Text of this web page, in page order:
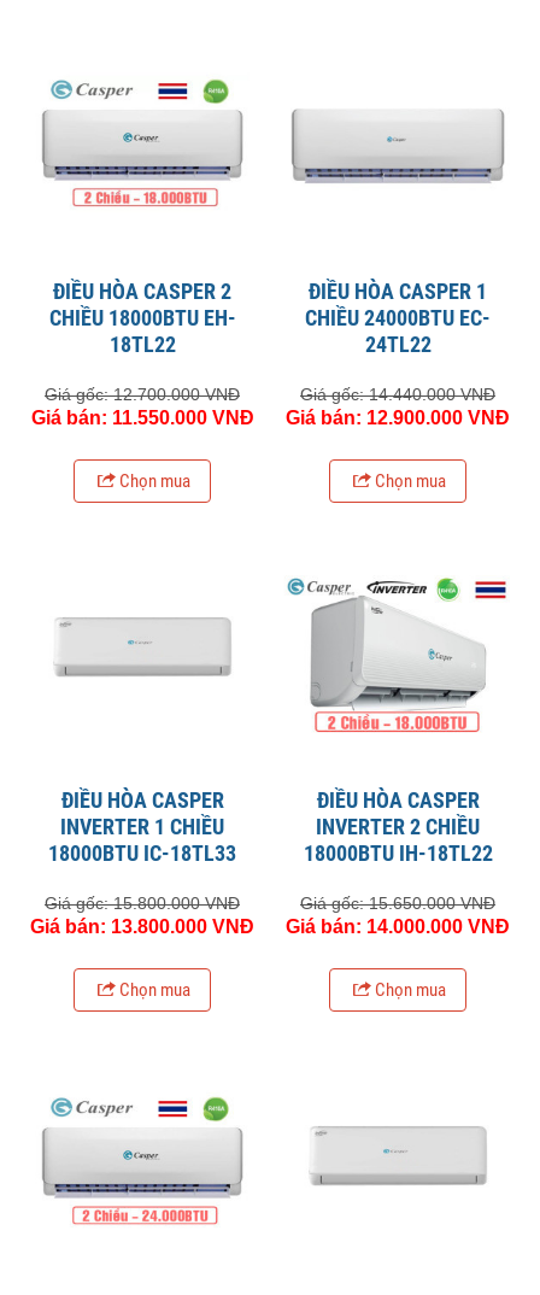
ĐIỀU HÒA CASPER 2
CHIỀU 18000BTU EH-
18TL22
Giá gốc: 12.700.000 VNĐ
Giá bán: 11.550.000 VNĐ
Chọn mua
ĐIỀU HÒA CASPER 1
CHIỀU 24000BTU EC-
24TL22
Giá gốc: 14.440.000 VNĐ
Giá bán: 12.900.000 VNĐ
Chọn mua
ĐIỀU HÒA CASPER
INVERTER 1 CHIỀU
18000BTU IC-18TL33
Giá gốc: 15.800.000 VNĐ
Giá bán: 13.800.000 VNĐ
Chọn mua
ĐIỀU HÒA CASPER
INVERTER 2 CHIỀU
18000BTU IH-18TL22
Giá gốc: 15.650.000 VNĐ
Giá bán: 14.000.000 VNĐ
Chọn mua